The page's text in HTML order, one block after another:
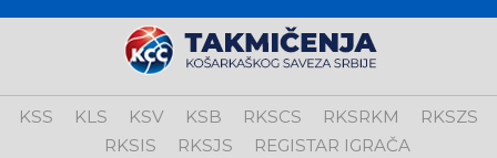
KSS KLS KSV KSB RKSCS RKSRKM
RKSZS
RKSIS
RKSJS REGISTAR IGRAČA